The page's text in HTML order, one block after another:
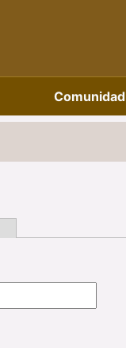
Comunidad